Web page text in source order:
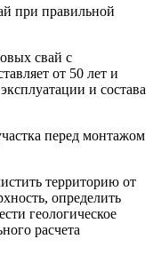
при правильной
свай с
от 50 лет и
и состава
перед монтажом
территорию от
определить
геологическое
расчета